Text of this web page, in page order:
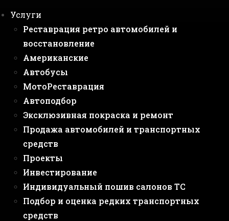
Услуги
Реставрация ретро автомобилей и
восстановление
Американские
Автобусы
МотоРеставрация
Автоподбор
Эксклюзивная покраска и ремонт
Продажа автомобилей и транспортных
средств
Проекты
Инвестирование
Индивидуальный пошив салонов ТС
Подбор и оценка редких транспортных
средств